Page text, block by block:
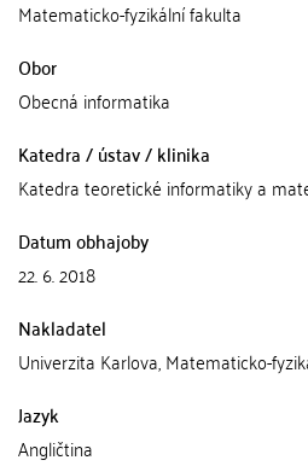
Matematicko-fyzikální fakulta
Obor
Obecná informatika
Katedra / ústav / klinika
Katedra teoretické informatiky a
Datum obhajoby
22. 6. 2018
Nakladatel
Univerzita Karlova, Matematicko-
Jazyk
Angličtina